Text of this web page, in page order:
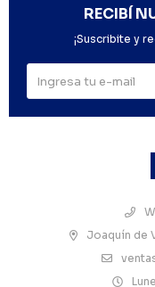
Joaquín de
RECIBÍ
¡Suscribite y